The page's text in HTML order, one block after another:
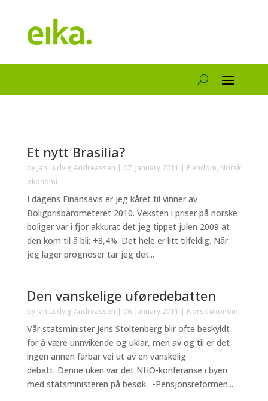
Et nytt Brasilia?
by Jan Ludvig Andreassen | 07. January 2011 | Eiendom, Norsk
økonomi
I dagens Finansavis er jeg kåret til vinner av
Boligprisbarometeret 2010. Veksten i priser på norske
boliger var i fjor akkurat det jeg tippet julen 2009 at
den kom til å bli: +8,4%. Det hele er litt tilfeldig. Når
jeg lager prognoser tar jeg det...
Den vanskelige uføredebatten
by Jan Ludvig Andreassen | 06. January 2011 | Norsk økonomi
Vår statsminister Jens Stoltenberg blir ofte beskyldt
for å være unnvikende og uklar, men av og til er det
ingen annen farbar vei ut av en vanskelig
debatt. Denne uken var det NHO-konferanse i byen
med statsministeren på besøk. -Pensjonsreformen...